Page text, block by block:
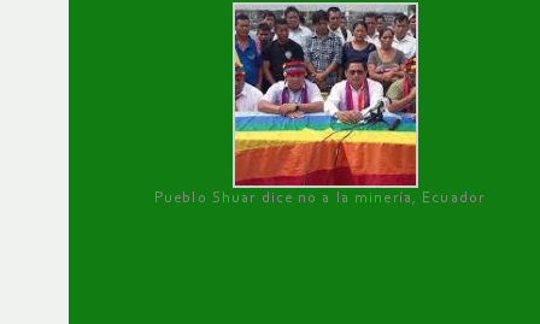
Pueblo Shuar dice no a la minería, Ecuador